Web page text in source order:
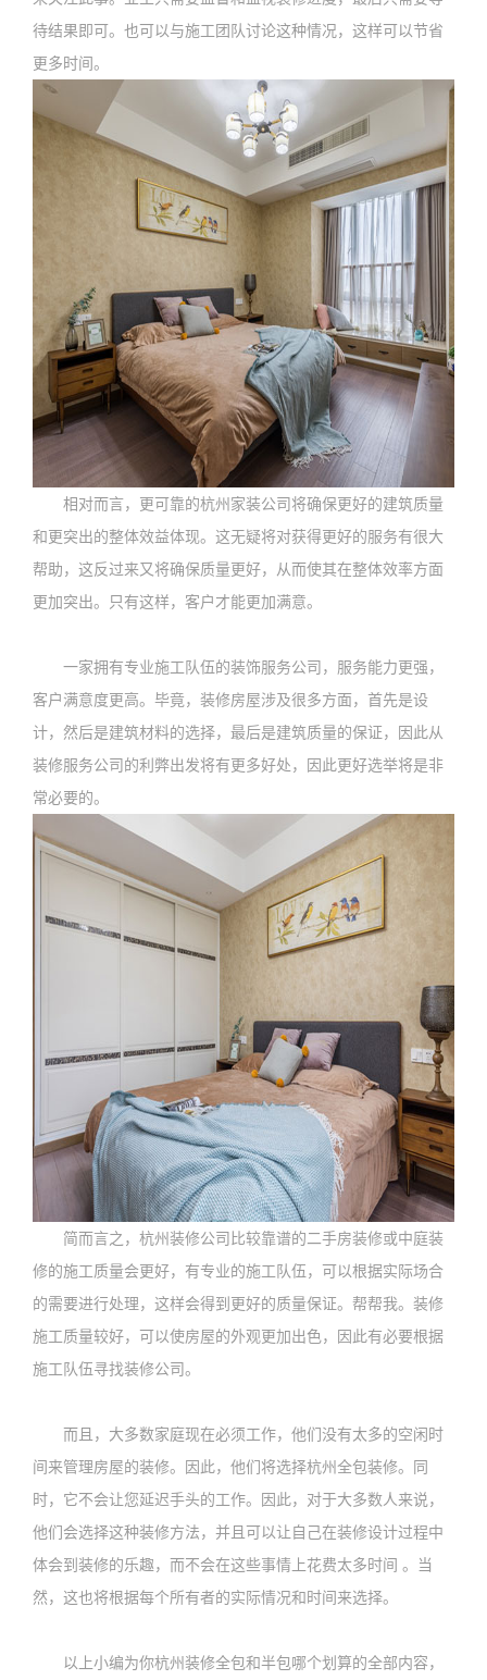
待结果即可。也可以与施工团队讨论这种情况，这样可以节省
更多时间。
相对而言，更可靠的杭州家装公司将确保更好的建筑质量
和更突出的整体效益体现。这无疑将对获得更好的服务有很大
帮助，这反过来又将确保质量更好，从而使其在整体效率方面
更加突出。只有这样，客户才能更加满意。
一家拥有专业施工队伍的装饰服务公司，服务能力更强，
客户满意度更高。毕竟，装修房屋涉及很多方面，首先是设
计，然后是建筑材料的选择，最后是建筑质量的保证，因此从
装修服务公司的利弊出发将有更多好处，因此更好选举将是非
常必要的。
简而言之，杭州装修公司比较靠谱的二手房装修或中庭装
修的施工质量会更好，有专业的施工队伍，可以根据实际场合
的需要进行处理，这样会得到更好的质量保证。帮帮我。装修
施工质量较好，可以使房屋的外观更加出色，因此有必要根据
施工队伍寻找装修公司。
而且，大多数家庭现在必须工作，他们没有太多的空闲时
间来管理房屋的装修。因此，他们将选择杭州全包装修。同
时，它不会让您延迟手头的工作。因此，对于大多数人来说，
他们会选择这种装修方法，并且可以让自己在装修设计过程中
体会到装修的乐趣，而不会在这些事情上花费太多时间 。当
然，这也将根据每个所有者的实际情况和时间来选择。
以上小编为你杭州装修全包和半包哪个划算的全部内容，